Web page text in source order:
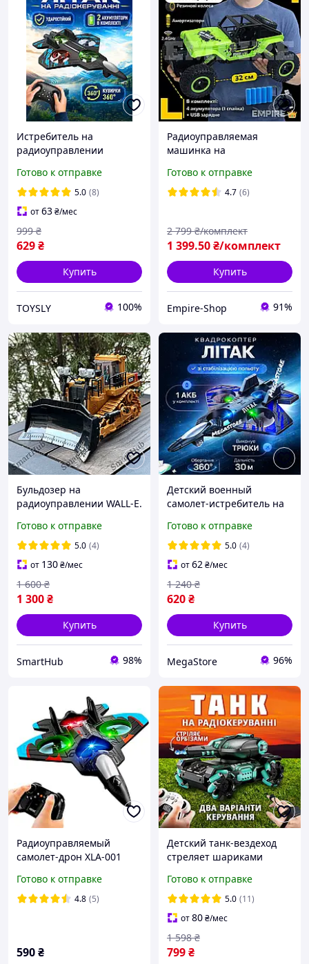
Истребитель на
радиоуправлении
пульте управления с
подсветкой и вращением
360 Дрон Беспилотник
Готово к отправке
5.0 (8)
от63₴/мес
629₴
999 ₴
Купить
TOYSLY 100%
Радиоуправляемая
машинка на
Радиоуправляемый джип
на пульте управления
Готово к отправке
4.7 (6)
1 399.50₴/комплект
2 799 ₴/комплект
Купить
Empire-Shop 91%
Бульдозер на
радиоуправлении WALL-E.
управления. Экскаватор
на аккумуляторе
Готово к отправке
5.0 (4)
от 130₴/мес
1 300₴
1 600 ₴
Купить
SmartHub 98%
Детский военный
самолет-истребитель на
управляемая игрушка для
полетов на улице и в
доме, аккумуляторный
Готово к отправке
5.0 (4)
от62₴/мес
620₴
1 240 ₴
Купить
MegaStore 96%
Радиоуправляемый
самолет-дрон XLA-001
LED-подсветкой,
гироскопом и пультом
Готово к отправке
4.8 (5)
590₴
Детский танк-вездеход
стреляет шариками
радиоуправлении с
управлением рукой и
пультом водные пульки
Готово к отправке
5.0 (11)
от80₴/мес
799₴
1 598 ₴